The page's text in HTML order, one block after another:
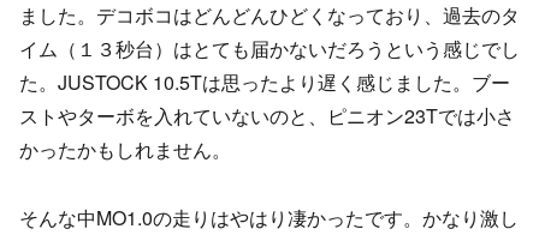
ました。デコボコはどんどんひどくなっており、過去のタ
イム（１３秒台）はとても届かないだろうという感じでし
た。JUSTOCK 10.5Tは思ったより遅く感じました。ブー
ストやターボを入れていないのと、ピニオン23Tでは小さ
かったかもしれません。
そんな中MO1.0の走りはやはり凄かったです。かなり激し